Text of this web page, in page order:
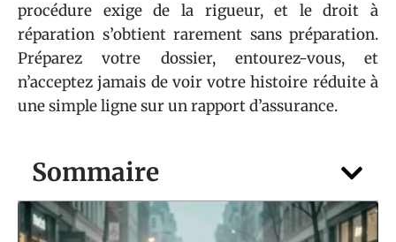
Sommaire
procédure exige de la rigueur, et le droit à
réparation s’obtient rarement sans préparation.
Préparez votre dossier, entourez-vous, et
n’acceptez jamais de voir votre histoire réduite à
une simple ligne sur un rapport d’assurance.